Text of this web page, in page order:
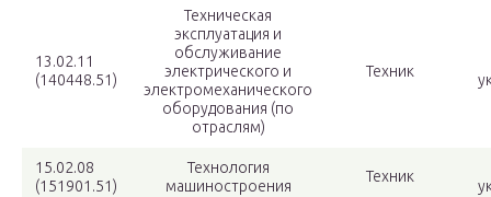
13.02.11
(140448.51)
Техническая
эксплуатация и
обслуживание
электрического и
электромеханического
оборудования (по
отраслям)
Техник
15.02.08
(151901.51)
Технология
машиностроения
Техник